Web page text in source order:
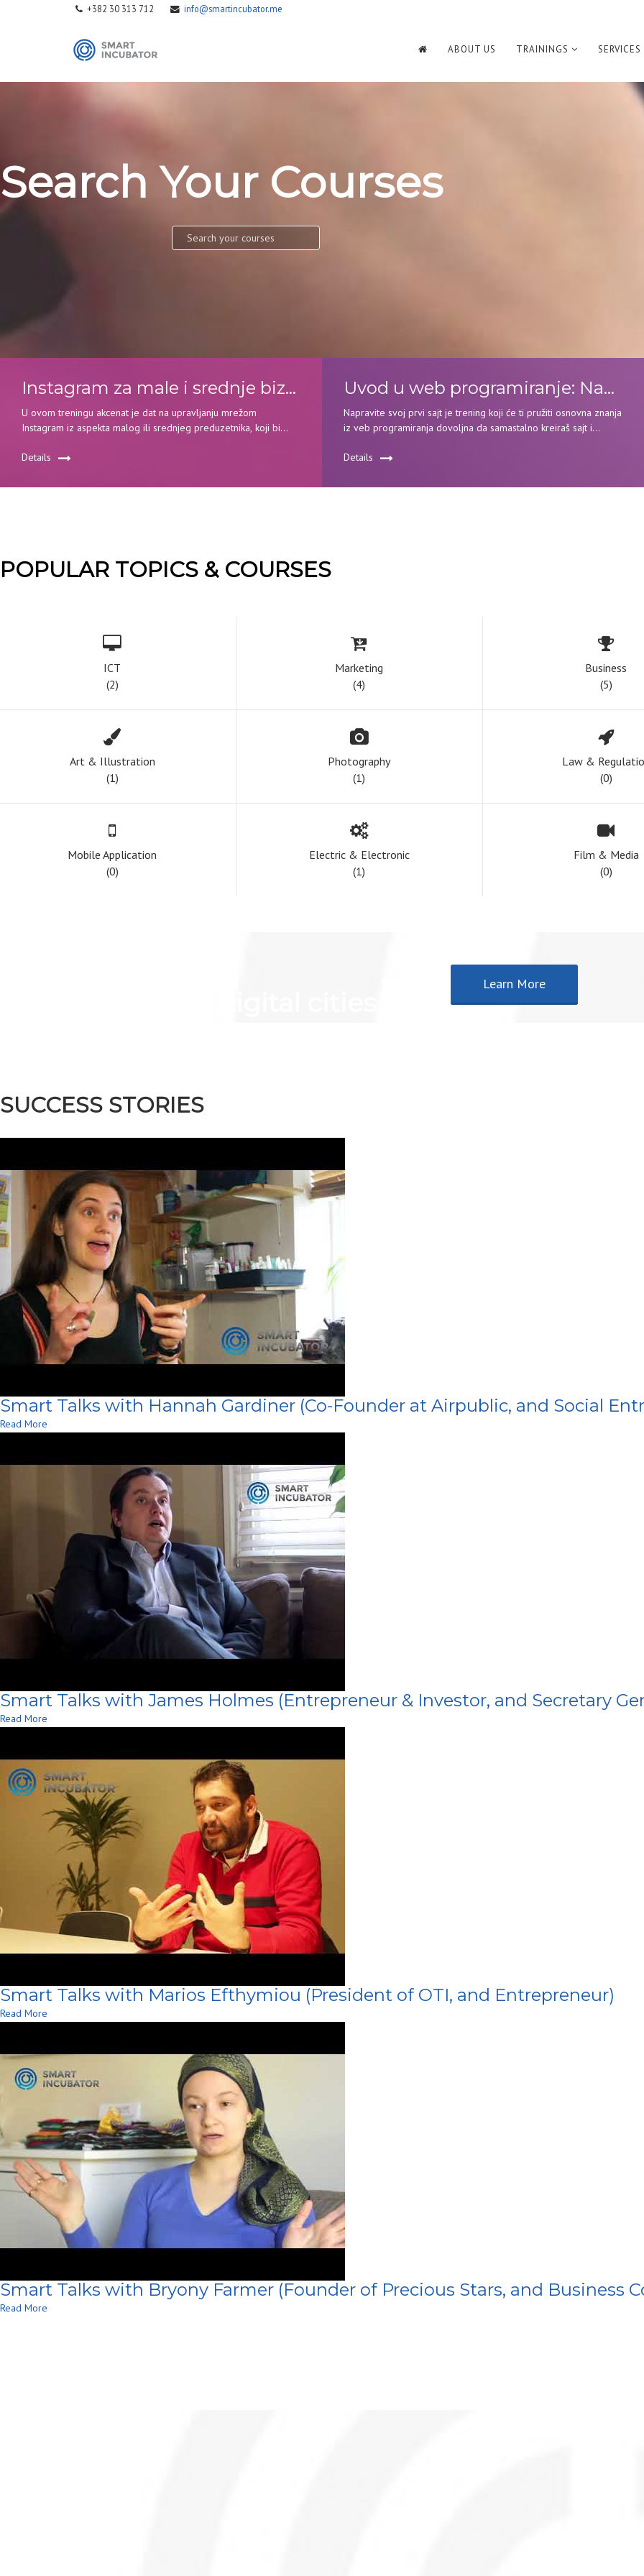
+382 30 313 712 info@smartincubator.me
ABOUT US TRAININGS SERVICES
Search Your Courses
Instagram za male i srednje biznise – how to do it?
U ovom treningu akcenat je dat na upravljanju mrežom
Instagram iz aspekta malog ili srednjeg preduzetnika, koji bi
odradi marketing na ovoj društvenoj mreži i na taj način uštedi
Details
Uvod u web programiranje: Napravite svoj prvi sajt
Napravite svoj prvi sajt je trening koji će ti pružiti osnovna znanja
iz veb programiranja dovoljna da samastalno kreiraš sajt i
Details
POPULAR TOPICS & COURSES
ICT
(2)
Marketing
(4)
Business
(5)
Art & Illustration
(1)
Photography
(1)
Law &
(0)
Mobile Application
(0)
Electric & Electronic
(1)
Film & Media
(0)
Learn More
SUCCESS STORIES
Smart Talks with Hannah Gardiner (Co-Founder at Airpublic, and Social
Read More
Smart Talks with James Holmes (Entrepreneur & Investor, and Secretary
Read More
Smart Talks with Marios Efthymiou (President of OTI, and Entrepreneur)
Read More
Smart Talks with Bryony Farmer (Founder of Precious Stars, and Business
Read More